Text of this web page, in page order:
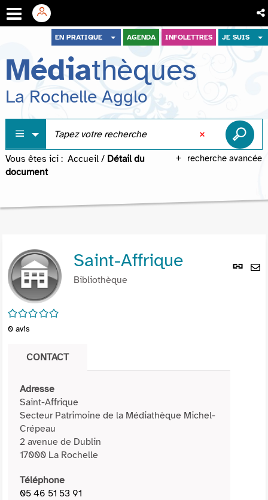
menu
contenu
recherche
EN PRATIQUE AGENDA INFOLETTRES JE SUIS
Médiathèques
La Rochelle Agglo
recherche avancée
Vous êtes ici : Accueil / Détail du
document
Lien
/5
0 avis
Saint-Affrique
Bibliothèque
CONTACT
Adresse
Saint-Affrique
Secteur Patrimoine de la Médiathèque Michel-
Crépeau
2 avenue de Dublin
17000 La Rochelle
Téléphone
05 46 51 53 91